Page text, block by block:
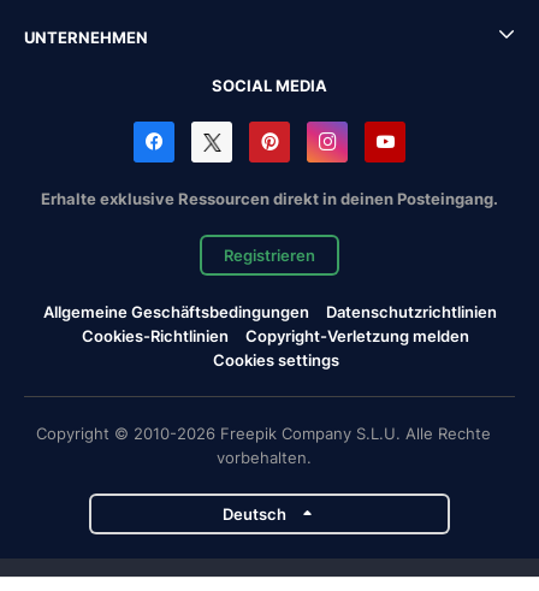
UNTERNEHMEN
SOCIAL MEDIA
Erhalte exklusive Ressourcen direkt in deinen Posteingang.
Registrieren
Allgemeine Geschäftsbedingungen
Datenschutzrichtlinien
Cookies-Richtlinien
Copyright-Verletzung melden
Cookies settings
Copyright © 2010-2026 Freepik Company S.L.U. Alle Rechte
vorbehalten.
Deutsch